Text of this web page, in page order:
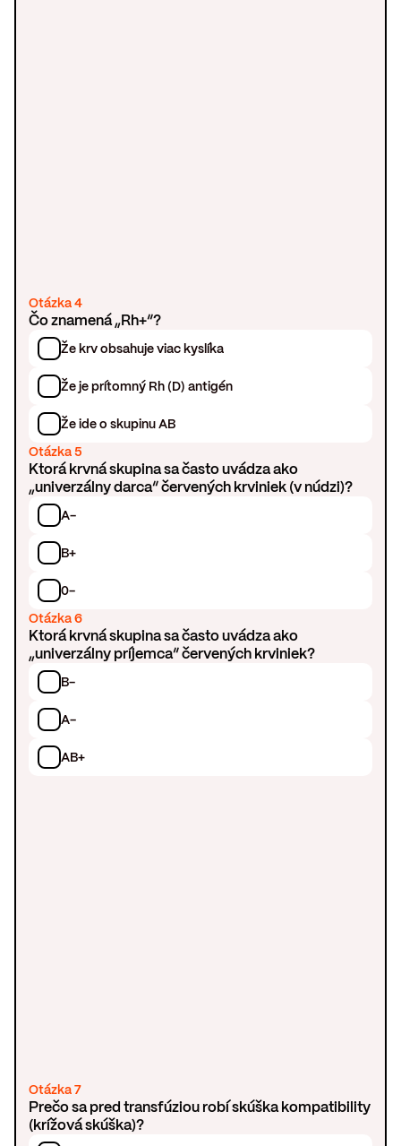
Otázka 4
Čo znamená „Rh+“?
Že krv obsahuje viac kyslíka
Že je prítomný Rh (D) antigén
Že ide o skupinu AB
Otázka 5
Ktorá krvná skupina sa často uvádza ako
„univerzálny darca“ červených krviniek (v núdzi)?
A-
B+
0-
Otázka 6
Ktorá krvná skupina sa často uvádza ako
„univerzálny príjemca“ červených krviniek?
B-
A-
AB+
Otázka 7
Prečo sa pred transfúziou robí skúška kompatibility
(krížová skúška)?